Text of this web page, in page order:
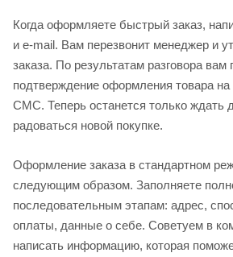
Когда оформляете быстрый заказ,
и e-mail. Вам перезвонит менеджер и
заказа. По результатам разговора вам
подтверждение оформления товара на
СМС. Теперь останется только ждать
радоваться новой покупке.
Оформление заказа в стандартном
следующим образом. Заполняете
последовательным этапам: адрес,
оплаты, данные о себе. Советуем в
написать информацию, которая